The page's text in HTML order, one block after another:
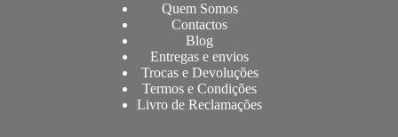
Quem Somos
Contactos
Blog
Entregas e envios
Trocas e Devoluções
Termos e Condições
Livro de Reclamações